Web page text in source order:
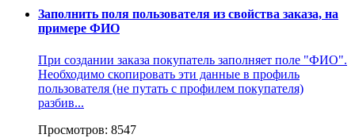
Заполнить поля пользователя из свойства заказа, на
примере ФИО
При создании заказа покупатель заполняет поле "ФИО".
Необходимо скопировать эти данные в профиль
пользователя (не путать с профилем покупателя)
разбив...
Просмотров: 8547